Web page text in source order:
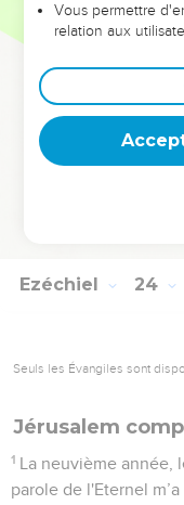
Ce rassemblement
d'épée. Ils tueront
feu à leurs maisons.
Je mettrai ainsi fin
d’avertissement à
votre attitude
On fera retomber
Ezéchiel 24
Seuls les Évangiles sont
Jérusalem
1 La neuvième année,
parole de l'Eternel
Vous permettre
relation aux